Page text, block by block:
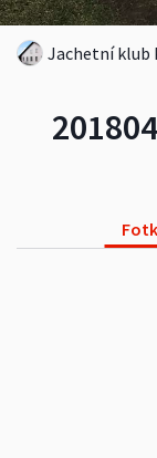
Jachetní klub